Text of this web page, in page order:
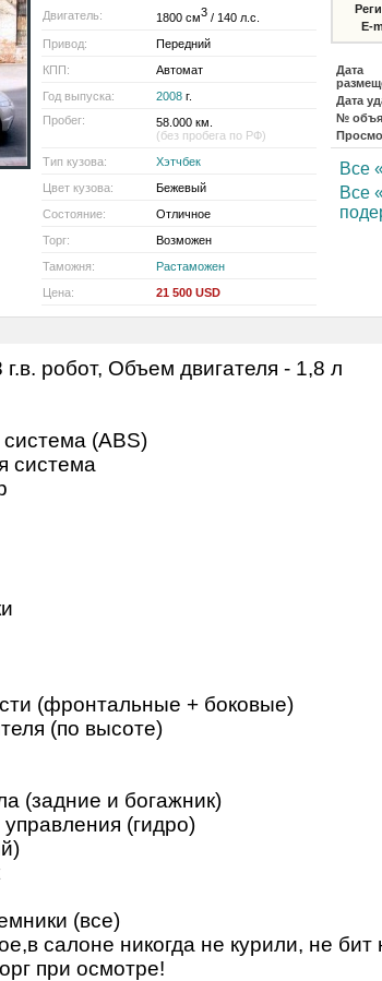
Двигатель: 1800 см3 / 140 л.с.
Привод:
Передний
КПП:
Автомат
Год выпуска:
2008 г.
Пробег:
58.000 км.
(без пробега по РФ)
Тип кузова:
Хэтчбек
Цвет кузова:
Бежевый
Состояние:
Отличное
Торг:
Возможен
Таможня:
Растаможен
Цена:
21 500 USD
E-
Дата
Дата
№
Все «
Все «
робот, Объем двигателя - 1,8 л
(ABS)
система
(фронтальные + боковые)
(по высоте)
(задние и богажник)
(гидро)
(все)
салоне никогда не курили, не бит
при осмотре!